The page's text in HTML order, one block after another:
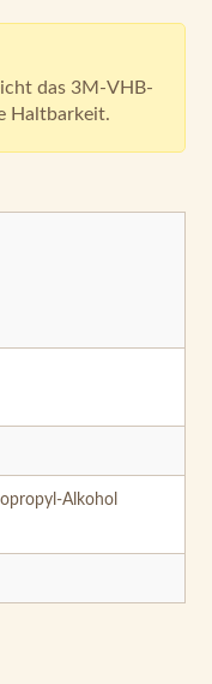
das 3M-VHB-
Haltbarkeit.
Alkohol